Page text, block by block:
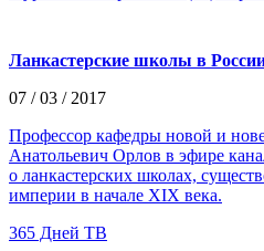
Ланкастерские школы в
07 / 03 / 2017
Профессор кафедры новой и
Анатольевич Орлов в эфире
о ланкастерских школах,
империи в начале XIX века.
365 Дней ТВ